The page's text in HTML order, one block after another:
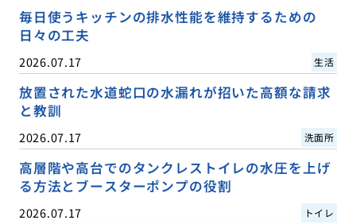
毎日使うキッチンの排水性能を維持するための
日々の工夫
2026.07.17 生活
放置された水道蛇口の水漏れが招いた高額な請求
と教訓
2026.07.17 洗面所
高層階や高台でのタンクレストイレの水圧を上げ
る方法とブースターポンプの役割
2026.07.17 トイレ